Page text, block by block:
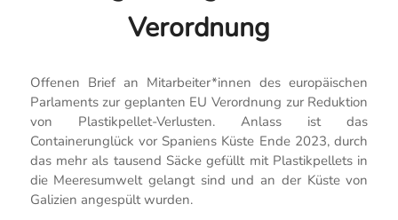
Verordnung
Offenen Brief an Mitarbeiter*innen des europäischen
Parlaments zur geplanten EU Verordnung zur Reduktion
von Plastikpellet-Verlusten. Anlass ist das
Containerunglück vor Spaniens Küste Ende 2023, durch
das mehr als tausend Säcke gefüllt mit Plastikpellets in
die Meeresumwelt gelangt sind und an der Küste von
Galizien angespült wurden.